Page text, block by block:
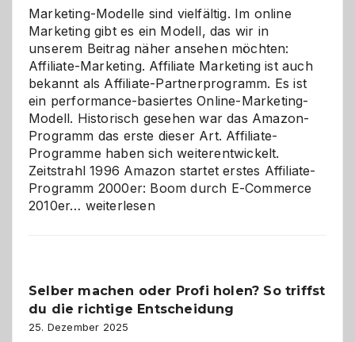
Marketing-Modelle sind vielfältig. Im online
Marketing gibt es ein Modell, das wir in
unserem Beitrag näher ansehen möchten:
Affiliate-Marketing. Affiliate Marketing ist auch
bekannt als Affiliate-Partnerprogramm. Es ist
ein performance-basiertes Online-Marketing-
Modell. Historisch gesehen war das Amazon-
Programm das erste dieser Art. Affiliate-
Programme haben sich weiterentwickelt.
Zeitstrahl 1996 Amazon startet erstes Affiliate-
Programm 2000er: Boom durch E-Commerce
2010er… Affiliate-
Herausforderungen
und
Zukunft
weiterlesen
Selber machen oder Profi holen? So triffst
du die richtige Entscheidung
25. Dezember 2025